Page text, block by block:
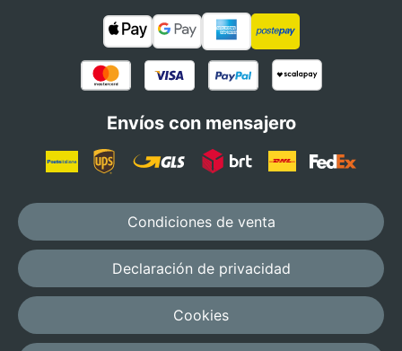
Envíos con mensajero
Condiciones de venta
Declaración de privacidad
Cookies